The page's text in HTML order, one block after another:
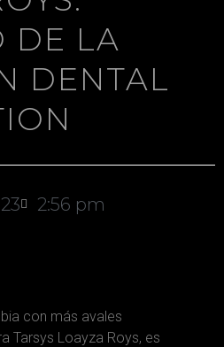
DE LA
DENTAL
2:56 pm
con más avales
Tarsys Loayza Roys, es